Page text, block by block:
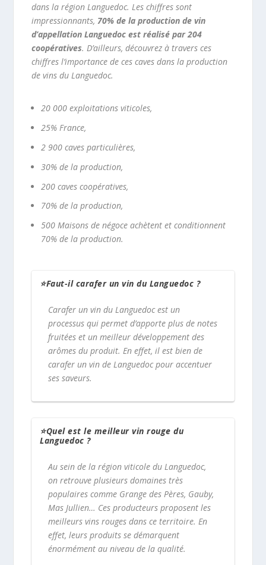
dans la région Languedoc. Les chiffres sont
impressionnants, 70% de la production de vin
d’appellation Languedoc est réalisé par 204
coopératives. D’ailleurs, découvrez à travers ces
chiffres l’importance de ces caves dans la production
de vins du Languedoc.
20 000 exploitations viticoles,
25% France,
2 900 caves particulières,
30% de la production,
200 caves coopératives,
70% de la production,
500 Maisons de négoce achètent et conditionnent
70% de la production.
⭐Faut-il carafer un vin du Languedoc ?
Carafer un vin du Languedoc est un
processus qui permet d’apporte plus de notes
fruitées et un meilleur développement des
arômes du produit. En effet, il est bien de
carafer un vin de Languedoc pour accentuer
ses saveurs.
⭐Quel est le meilleur vin rouge du
Languedoc ?
Au sein de la région viticole du Languedoc,
on retrouve plusieurs domaines très
populaires comme Grange des Pères, Gauby,
Mas Jullien… Ces producteurs proposent les
meilleurs vins rouges dans ce territoire. En
effet, leurs produits se démarquent
énormément au niveau de la qualité.